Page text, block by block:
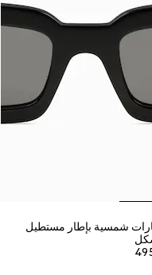
شمسية بإطار مستطيل